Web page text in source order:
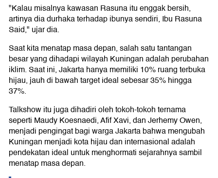
"Kalau misalnya kawasan Rasuna itu enggak bersih,
artinya dia durhaka terhadap ibunya sendiri, Ibu Rasuna
Said," ujar dia.
Saat kita menatap masa depan, salah satu tantangan
besar yang dihadapi wilayah Kuningan adalah perubahan
iklim. Saat ini, Jakarta hanya memiliki 10% ruang terbuka
hijau, jauh di bawah target ideal sebesar 35% hingga
37%.
Talkshow itu juga dihadiri oleh tokoh-tokoh ternama
seperti Maudy Koesnaedi, Afif Xavi, dan Jerhemy Owen,
menjadi pengingat bagi warga Jakarta bahwa mengubah
Kuningan menjadi kota hijau dan internasional adalah
pendekatan ideal untuk menghormati sejarahnya sambil
menatap masa depan.